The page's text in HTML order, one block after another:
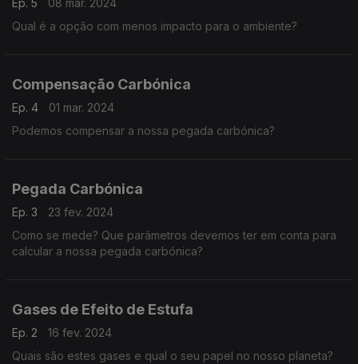
Ep. 5
08 mar. 2024
Qual é a opção com menos impacto para o ambiente?
Compensação Carbónica
Ep. 4
01 mar. 2024
Podemos compensar a nossa pegada carbónica?
Pegada Carbónica
Ep. 3
23 fev. 2024
Como se mede? Que parâmetros devemos ter em conta para
calcular a nossa pegada carbónica?
Gases de Efeito de Estufa
Ep. 2
16 fev. 2024
Quais são estes gases e qual o seu papel no nosso planeta?